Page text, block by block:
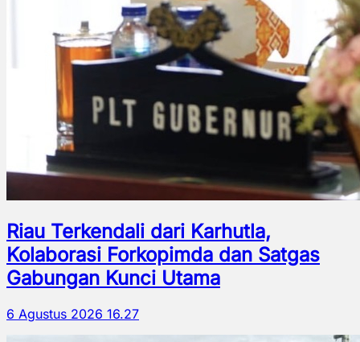
Riau Terkendali dari Karhutla,
Kolaborasi Forkopimda dan Satgas
Gabungan Kunci Utama
6 Agustus 2026 16.27